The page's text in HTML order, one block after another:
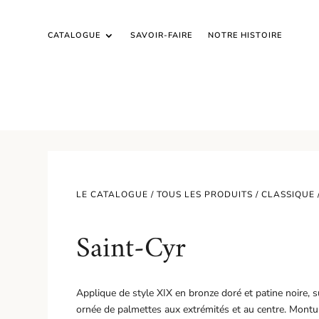
CATALOGUE SAVOIR-FAIRE NOTRE HISTOIRE
LE CATALOGUE /TOUS LES PRODUITS /CLASSIQUE
Saint-Cyr
Applique de style XIX en bronze doré et patine noire,
ornée de palmettes aux extrémités et au centre.